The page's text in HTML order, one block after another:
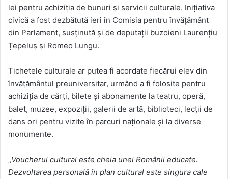
lei pentru achiziția de bunuri și servicii culturale. Inițiativa
civică a fost dezbătută ieri în Comisia pentru învățământ
din Parlament, susținută și de deputații buzoieni Laurențiu
Țepeluș și Romeo Lungu.
Tichetele culturale ar putea fi acordate fiecărui elev din
învățământul preuniversitar, urmând a fi folosite pentru
achiziția de cărți, bilete și abonamente la teatru, operă,
balet, muzee, expoziții, galerii de artă, biblioteci, lecții de
dans ori pentru vizite în parcuri naționale și la diverse
monumente.
„Voucherul cultural este cheia unei Românii educate.
Dezvoltarea personală în plan cultural este singura cale